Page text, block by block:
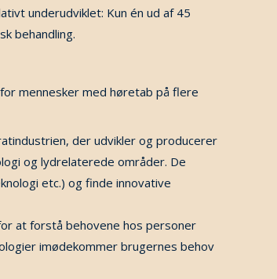
underudviklet: Kun én ud af 45
behandling.
mennesker med høretab på flere
der udvikler og producerer
og lydrelaterede områder. De
etc.) og finde innovative
at forstå behovene hos personer
imødekommer brugernes behov